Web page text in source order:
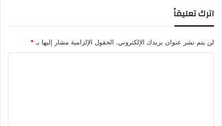
اترك تعليقاً
لن يتم نشر عنوان بريدك الإلكتروني. الحقول الإلزامية مشار إليها بـ *